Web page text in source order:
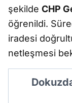
şekilde CHP
öğrenildi.
iradesi
netleşmesi